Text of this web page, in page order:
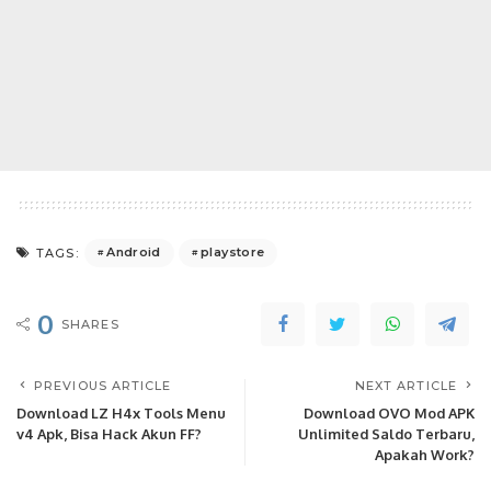
TAGS: Android playstore
0 SHARES
PREVIOUS ARTICLE
Download LZ H4x Tools Menu
v4 Apk, Bisa Hack Akun FF?
NEXT ARTICLE
Download OVO Mod APK
Unlimited Saldo Terbaru,
Apakah Work?